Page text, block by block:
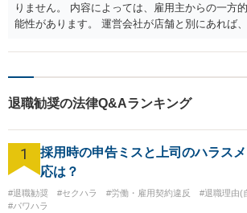
決定しました。 そして、弁護士から勤務先に内容証明
は無効であると主張して、直ちにAさんを元の業務に復
試算し、それをもとに解決金額を提示したところ、勤
も勤務先に在籍し続けた場合と同水準の収入を確保し
いませんでしたが、 「同じ勤務先に復帰することで将
が起きてしまう不安を考えれば、余裕をもって転職活
てよかった」 とご満足いただけました。 ※ご依頼者様
ら、一部、内容を抽象化して掲載しております。
りません。 内容によっては、雇用主からの一方
能性があります。 運営会社が店舗と別にあれば
く限りでは、書面等で正式に請求しないと対応
退職勧奨の法律Q&Aランキング
1
採用時の申告ミスと上司のハラス
応は？
#退職勧奨 #セクハラ #労働・雇用契約違反
#退職理由(
#パワハラ